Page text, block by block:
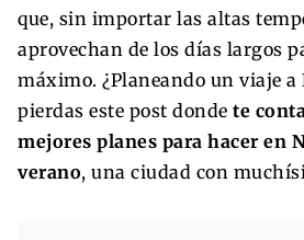
que, sin importar las altas
aprovechan de los días largos
máximo. ¿Planeando un viaje a
pierdas este post donde te
mejores planes para hacer en
verano, una ciudad con